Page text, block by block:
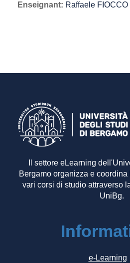
Enseignant: Raffaele FIOCCO
Il settore eLearning
Bergamo organizza e
vari corsi di studio attraverso
UniBg.
e-Learning